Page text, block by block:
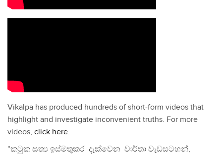
Vikalpa has produced hundreds of short-form videos that
highlight and investigate inconvenient truths. For more
videos, click here.
"කටුක සත්‍ය ඉස්මතුකර දැක්වෙන වාර්තා වැඩසටහන්,